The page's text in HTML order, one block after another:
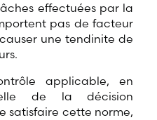
effectuées par la
pas de facteur
une tendinite de
applicable, en
de la décision
satisfaire cette norme,